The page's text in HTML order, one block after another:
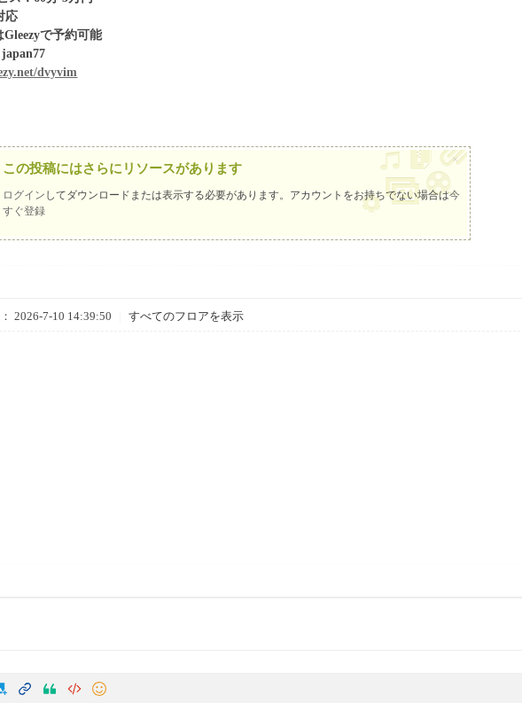
応
で予約可能
dvyvim
この投稿にはさらにリソースがあります
ログイン してダウンロードまたは表示する必要があります。アカウントをお持ちでない場合は今
すぐ登録
×
2026-7-10 14:39:50 すべてのフロアを表示